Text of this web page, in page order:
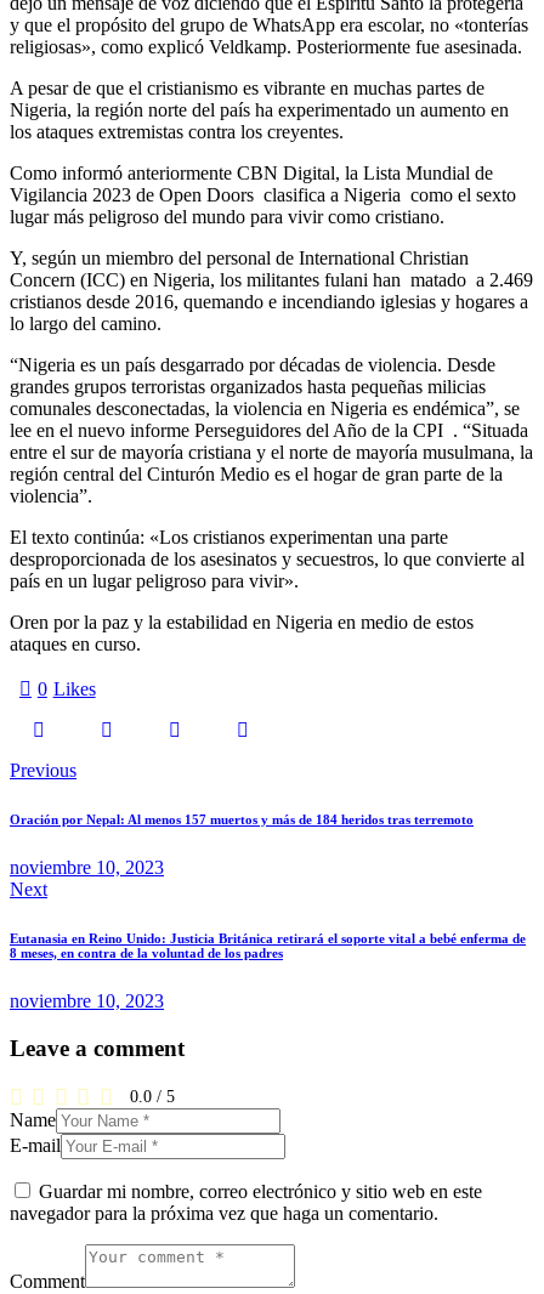
y que el propósito del grupo de WhatsApp era escolar, no «tonterías
religiosas», como explicó Veldkamp. Posteriormente fue asesinada.
A pesar de que el cristianismo es vibrante en muchas partes de
Nigeria, la región norte del país ha experimentado un aumento en
los ataques extremistas contra los creyentes.
Como informó anteriormente CBN Digital, la Lista Mundial de
Vigilancia 2023 de Open Doors clasifica a Nigeria como el sexto
lugar más peligroso del mundo para vivir como cristiano.
Y, según un miembro del personal de International Christian
Concern (ICC) en Nigeria, los militantes fulani han matado a 2.469
cristianos desde 2016, quemando e incendiando iglesias y hogares a
lo largo del camino.
“Nigeria es un país desgarrado por décadas de violencia. Desde
grandes grupos terroristas organizados hasta pequeñas milicias
comunales desconectadas, la violencia en Nigeria es endémica”, se
lee en el nuevo informe Perseguidores del Año de la CPI . “Situada
entre el sur de mayoría cristiana y el norte de mayoría musulmana, la
región central del Cinturón Medio es el hogar de gran parte de la
violencia”.
El texto continúa: «Los cristianos experimentan una parte
desproporcionada de los asesinatos y secuestros, lo que convierte al
país en un lugar peligroso para vivir».
Oren por la paz y la estabilidad en Nigeria en medio de estos
ataques en curso.
0 Likes
Previous
Oración por Nepal: Al menos 157 muertos y más de 184 heridos tras terremoto
noviembre 10, 2023
Next
Eutanasia en Reino Unido: Justicia Británica retirará el soporte vital a bebé enferma de
8 meses, en contra de la voluntad de los padres
noviembre 10, 2023
Leave a comment
0.0 / 5
Name
E-mail
Guardar mi nombre, correo electrónico y sitio web en este
navegador para la próxima vez que haga un comentario.
Comment